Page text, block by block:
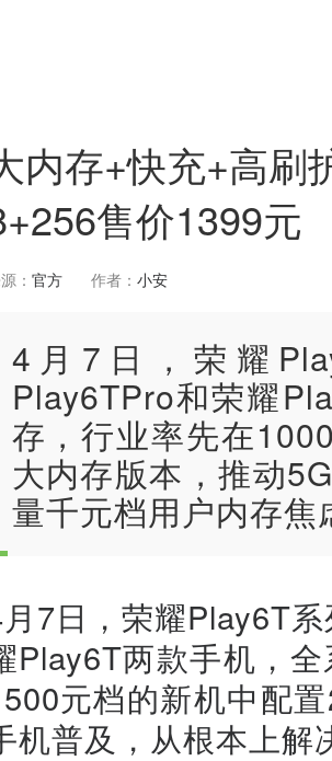
内存+快充+高刷
售价1399元
： 官方 作者： 小安
4月7日，荣耀
Play6TPro和荣耀
存，行业率先在
大内存版本，推动
量千元档用户内存焦
7日，荣耀Play6T
Play6T两款手机，
元档的新机中配
机普及，从根本上解